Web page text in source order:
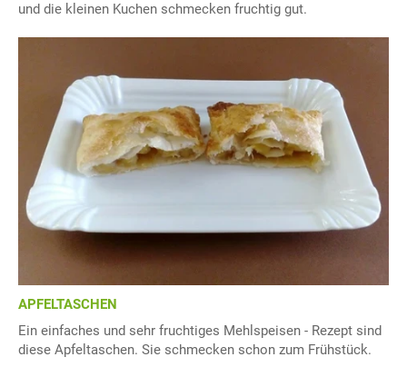
und die kleinen Kuchen schmecken fruchtig gut.
APFELTASCHEN
Ein einfaches und sehr fruchtiges Mehlspeisen - Rezept sind
diese Apfeltaschen. Sie schmecken schon zum Frühstück.